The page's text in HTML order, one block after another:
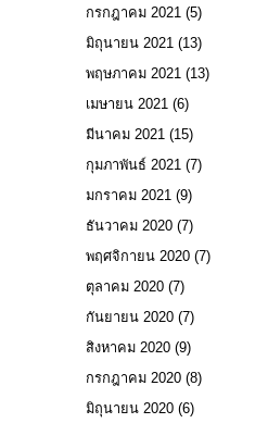
กรกฎาคม 2021 (5)
มิถุนายน 2021 (13)
พฤษภาคม 2021 (13)
เมษายน 2021 (6)
มีนาคม 2021 (15)
กุมภาพันธ์ 2021 (7)
มกราคม 2021 (9)
ธันวาคม 2020 (7)
พฤศจิกายน 2020 (7)
ตุลาคม 2020 (7)
กันยายน 2020 (7)
สิงหาคม 2020 (9)
กรกฎาคม 2020 (8)
มิถุนายน 2020 (6)